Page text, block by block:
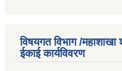
विषयगत विभाग /
ईकाई कार्यविवरण